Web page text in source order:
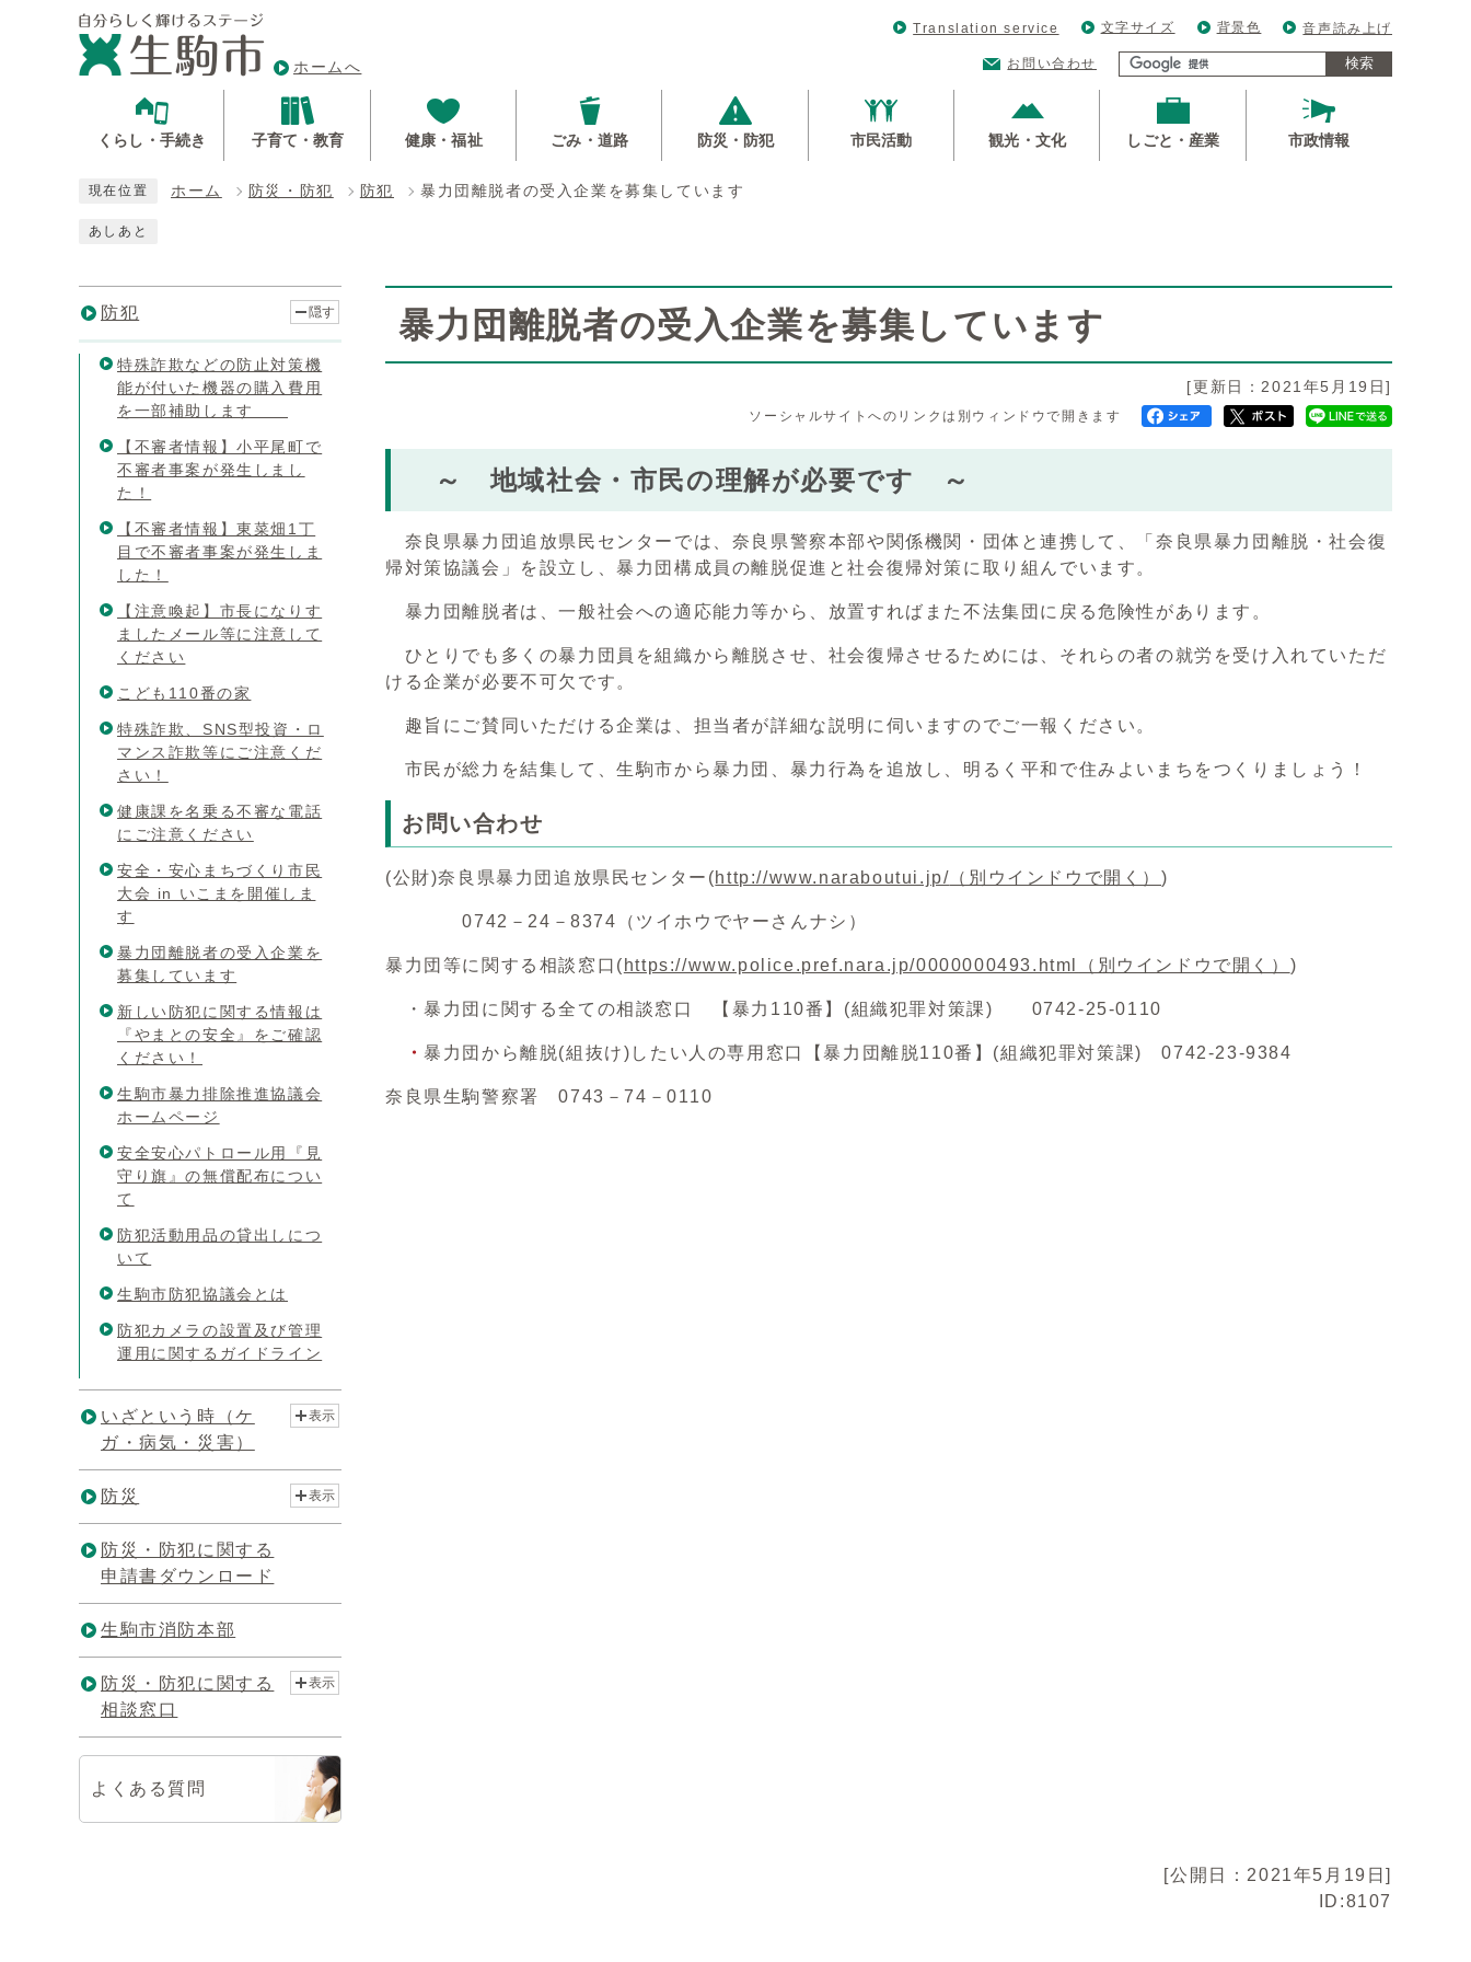
ホームへ
Translation service 文字サイズ 背景色 音声読み上げ
お問い合わせ 検索
くらし・手続き 子育て・教育 健康・福祉 ごみ・道路 防災・防犯 市民活動 観光・文化 しごと・産業 市政情報
現在位置 ホーム 防災・防犯 防犯 暴力団離脱者の受入企業を募集しています
あしあと
暴力団離脱者の受入企業を募集しています
[更新日：2021年5月19日]
ソーシャルサイトへのリンクは別ウィンドウで開きます
～ 地域社会・市民の理解が必要です ～
奈良県暴力団追放県民センターでは、奈良県警察本部や関係機関・団体と連携して、「奈良県暴力団離脱・社会復
帰対策協議会」を設立し、暴力団構成員の離脱促進と社会復帰対策に取り組んでいます。
暴力団離脱者は、一般社会への適応能力等から、放置すればまた不法集団に戻る危険性があります。
ひとりでも多くの暴力団員を組織から離脱させ、社会復帰させるためには、それらの者の就労を受け入れていただ
ける企業が必要不可欠です。
趣旨にご賛同いただける企業は、担当者が詳細な説明に伺いますのでご一報ください。
市民が総力を結集して、生駒市から暴力団、暴力行為を追放し、明るく平和で住みよいまちをつくりましょう！
お問い合わせ
(公財)奈良県暴力団追放県民センター(http://www.naraboutui.jp/ （別ウインドウで開く）)
0742－24－8374（ツイホウでヤーさんナシ）
暴力団等に関する相談窓口( https://www.police.pref.nara.jp/0000000493.html （別ウインドウで開く） )
・暴力団に関する全ての相談窓口 【暴力110番】(組織犯罪対策課) 0742-25-0110
・暴力団から離脱(組抜け)したい人の専用窓口【暴力団離脱110番】(組織犯罪対策課) 0742-23-9384
奈良県生駒警察署 0743－74－0110
防犯 隠す
特殊詐欺などの防止対策機
能が付いた機器の購入費用
を一部補助します
【不審者情報】小平尾町で
不審者事案が発生しまし
た！
【不審者情報】東菜畑1丁
目で不審者事案が発生しま
した！
【注意喚起】市長になりす
ましたメール等に注意して
ください
こども110番の家
特殊詐欺、SNS型投資・ロ
マンス詐欺等にご注意くだ
さい！
健康課を名乗る不審な電話
にご注意ください
安全・安心まちづくり市民
大会 in いこまを開催しま
す
暴力団離脱者の受入企業を
募集しています
新しい防犯に関する情報は
『やまとの安全』をご確認
ください！
生駒市暴力排除推進協議会
ホームページ
安全安心パトロール用『見
守り旗』の無償配布につい
て
防犯活動用品の貸出しにつ
いて
生駒市防犯協議会とは
防犯カメラの設置及び管理
運用に関するガイドライン
いざという時（ケ
ガ・病気・災害）
表示
防災 表示
防災・防犯に関する
申請書ダウンロード
生駒市消防本部
防災・防犯に関する
相談窓口
表示
よくある質問
[公開日：2021年5月19日]
ID:8107